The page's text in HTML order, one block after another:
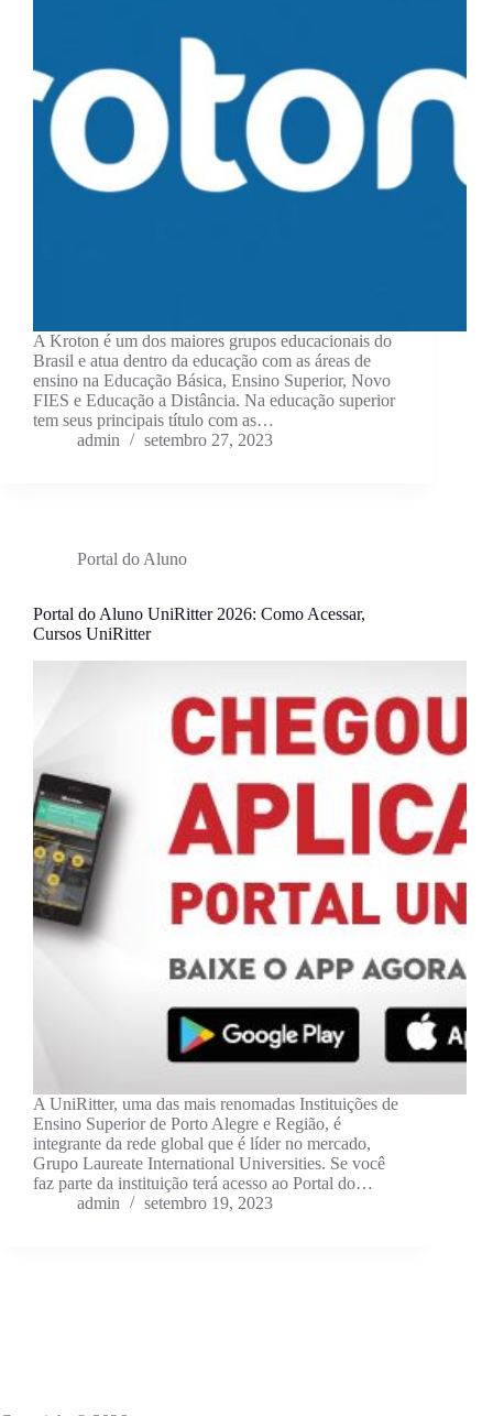
A Kroton é um dos maiores grupos educacionais do
Brasil e atua dentro da educação com as áreas de
ensino na Educação Básica, Ensino Superior, Novo
FIES e Educação a Distância. Na educação superior
tem seus principais título com as…
admin
setembro 27, 2023
Portal do Aluno
Portal do Aluno UniRitter 2026: Como Acessar,
Cursos UniRitter
A UniRitter, uma das mais renomadas Instituições de
Ensino Superior de Porto Alegre e Região, é
integrante da rede global que é líder no mercado,
Grupo Laureate International Universities. Se você
faz parte da instituição terá acesso ao Portal do…
admin
setembro 19, 2023